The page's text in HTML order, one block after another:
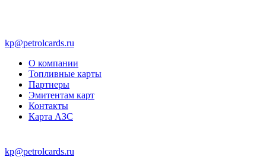
kp@petrolcards.ru
О компании
Топливные карты
Партнеры
Эмитентам карт
Контакты
Карта АЗС
kp@petrolcards.ru